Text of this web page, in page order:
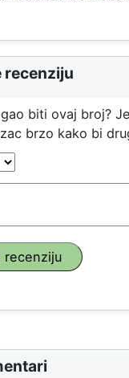
recenziju
biti ovaj broj?
brzo kako bi